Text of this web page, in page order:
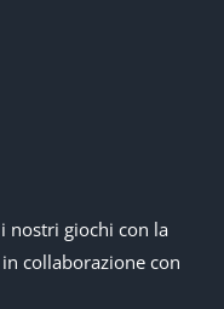
nostri giochi con la
collaborazione con